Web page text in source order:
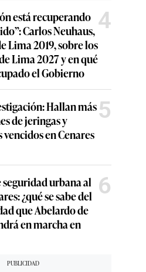
está recuperando
Carlos Neuhaus,
Lima 2019, sobre los
Lima 2027 y en qué
el Gobierno
4
Hallan más
de jeringas y
en Cenares
5
urbana al
¿qué se sabe del
que Abelardo de
en marcha en
6